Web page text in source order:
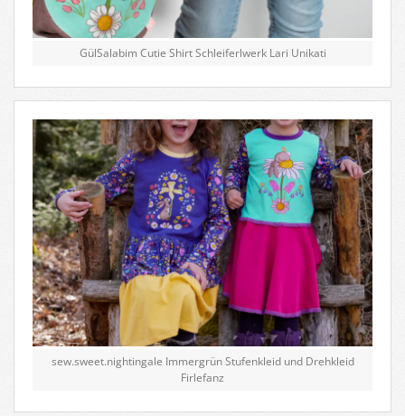
GülSalabim Cutie Shirt Schleiferlwerk Lari Unikati
sew.sweet.nightingale Immergrün Stufenkleid und Drehkleid
Firlefanz